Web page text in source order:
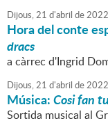
Dijous,21 d'abril de2022
Hora del conte
dracs
a càrrec d'Ingrid
Dijous,21 d'abril de2022
Música:Cosi fan
Sortida musical al